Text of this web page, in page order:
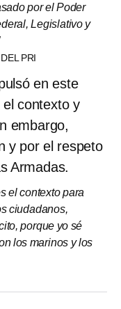
por el Poder
Legislativo y
PRI
en este
contexto y
embargo,
y por el respeto
Armadas.
el contexto para
ciudadanos,
porque yo sé
los marinos y los